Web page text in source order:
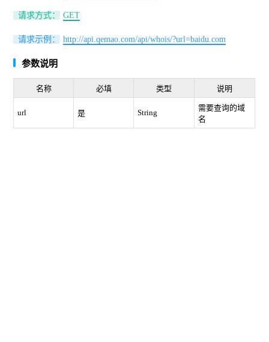
请求方式： GET
请求示例： http://api.qemao.com/api/whois/?url=baidu.com
参数说明
名称 必填 类型 说明
url 是 String
需要查询的域
名